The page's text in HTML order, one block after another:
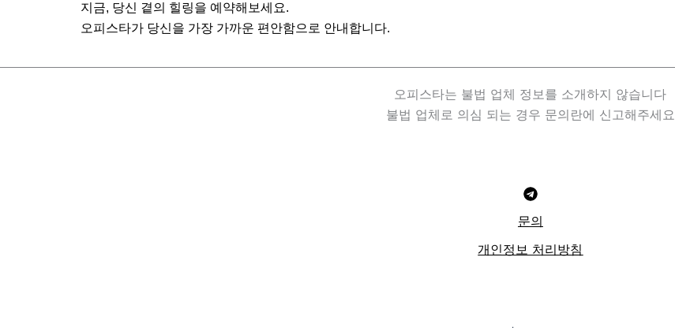
지금, 당신 곁의 힐링을 예약해보세요.
오피스타가 당신을 가장 가까운 편안함으로 안내합니다.
오피스타는 불법 업체 정보를 소개하지 않습니다
불법 업체로 의심 되는 경우 문의란에 신고해주세요
문의
개인정보 처리방침